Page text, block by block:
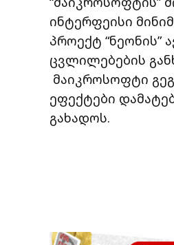
ინტერფეისი
პროექტ “ნეონის”
ცვლილებების
მაიკროსოფტი
ეფექტები
გახადოს.